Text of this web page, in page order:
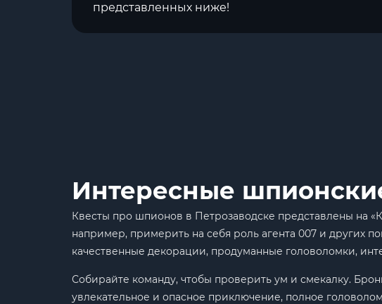
представленных ниже!
Интересные
Квесты про шпионов в Петрозаводске представлены на
например, примерить на себя роль агента 007 и других
качественные декорации, продуманные головоломки,
Собирайте команду, чтобы проверить ум и смекалку.
увлекательное и опасное приключение, полное